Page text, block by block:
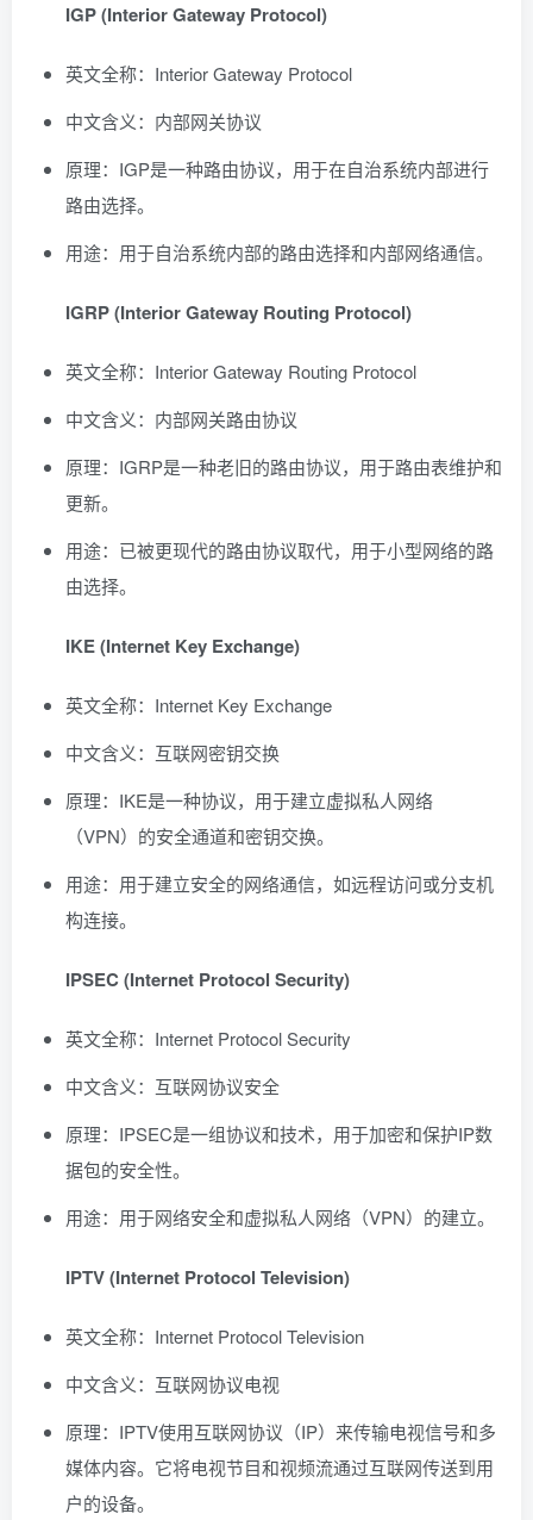
IGP (Interior Gateway Protocol)
英文全称：Interior Gateway Protocol
中文含义：内部网关协议
原理：IGP是一种路由协议，用于在自治系统内部进行
路由选择。
用途：用于自治系统内部的路由选择和内部网络通信。
IGRP (Interior Gateway Routing Protocol)
英文全称：Interior Gateway Routing Protocol
中文含义：内部网关路由协议
原理：IGRP是一种老旧的路由协议，用于路由表维护和
更新。
用途：已被更现代的路由协议取代，用于小型网络的路
由选择。
IKE (Internet Key Exchange)
英文全称：Internet Key Exchange
中文含义：互联网密钥交换
原理：IKE是一种协议，用于建立虚拟私人网络
（VPN）的安全通道和密钥交换。
用途：用于建立安全的网络通信，如远程访问或分支机
构连接。
IPSEC (Internet Protocol Security)
英文全称：Internet Protocol Security
中文含义：互联网协议安全
原理：IPSEC是一组协议和技术，用于加密和保护IP数
据包的安全性。
用途：用于网络安全和虚拟私人网络（VPN）的建立。
IPTV (Internet Protocol Television)
英文全称：Internet Protocol Television
中文含义：互联网协议电视
原理：IPTV使用互联网协议（IP）来传输电视信号和多
媒体内容。它将电视节目和视频流通过互联网传送到用
户的设备。